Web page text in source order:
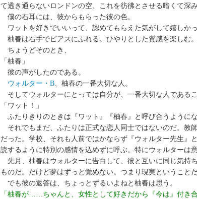
て透き通らないロンドンの空、これを彷彿とさせる暗くて深
僕の右耳には、彼からもらった彼の色。
ワットを好きでいいって、認めてもらえた気がして嬉しかっ
柚春は右手でピアスにふれる。ひやりとした質感を楽しむ。
ちょうどそのとき、
「柚春」
彼の声がしたのである。
ウォルター・B、柚春の一番大切な人。
そしてウォルターにとっては自分が、一番大切な人である
「ワット！」
ふたりきりのときは『ワット』『柚春』と呼び合うようにな
それでもまだ、ふたりは正式な恋人同士ではないのだ。教
だった。学校、それも人前ではかならず『ウォルター先生』
読するように特別の感情を込めずに呼ぶ。特にウォルターは
先月、柚春はウォルターに告白して、彼と互いに同じ気持
ものだ。だけど夢はずっと覚めない。つまり現実ということだ
でも彼の返答は、ちょっとずるいよねと柚春は思う。
「柚春が……ちゃんと、女性として好きだから『今は』付き合